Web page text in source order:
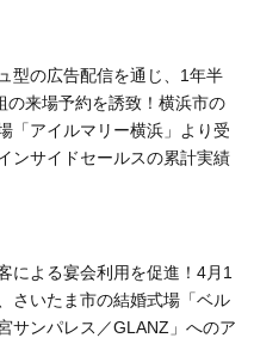
型の広告配信を通じ、1年半
の来場予約を誘致！横浜市の
「アイルマリー横浜」より受
ンサイドセールスの累計実績
による宴会利用を促進！4月1
さいたま市の結婚式場「ベル
サンパレス／GLANZ」へのア